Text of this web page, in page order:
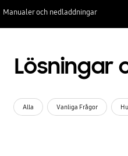
Manualer och nedladdningar
Lösningar
Alla Vanliga Frågor